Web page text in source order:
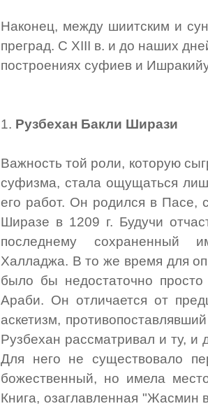
Наконец, между шиитским и
преград. С XIII в. и до наших
построениях суфиев и
1. Рузбехан Бакли Ширази
Важность той роли, которую
суфизма, стала ощущаться
его работ. Он родился в Пасе,
Ширазе в 1209 г. Будучи
последнему сохраненный
Халладжа. В то же время для
было бы недостаточно
Араби. Он отличается от
аскетизм,
Рузбехан рассматривал и ту,
Для него не существовало
божественный, но имела
Книга, озаглавленная "Жасмин